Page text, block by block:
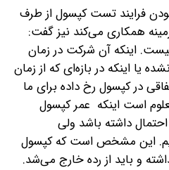
فرایند تست کپسول از طرف
همکاری می‌کند نیز گفت:
اینکه آن شرکت در زمان
یا اینکه در بازه‌ای که از زمان
در کپسول رخ داده برای ما
است اینکه عمر کپسول
داشته باشد ولی
این مشخص است که کپسول
و باید از رده خارج می‌شد.